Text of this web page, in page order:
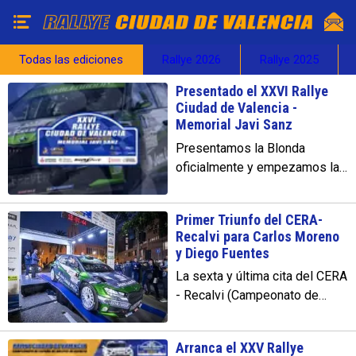
Todas las ediciones Rallye 2026 Rallye 2025
Presentado el XXVI Rallye
Ciudad de Valencia -
Memorial Javi Sanz
Presentamos la Blonda
oficialmente y empezamos la
prueba del Campeonato de
España de Rallyes de Asfalto.
Primer Triunfo del CERA-
Recalvi para Carlos Moreno
y Diego Fuentes
La sexta y última cita del CERA
- Recalvi (Campeonato de
2025, el XXV Rallye Ciudad de
Valencia, ha tenido como
Arranca el XXV Rallye